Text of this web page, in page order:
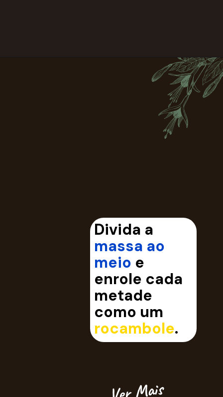
Divida a
massa ao
meio e
enrole cada
metade
como um
rocambole.